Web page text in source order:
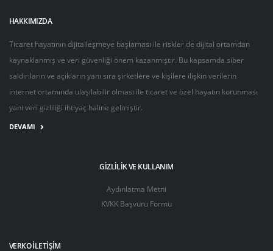
HAKKIMIZDA
Ticaret hayatının dijitalleşmeye başlaması ile riskler de dijital ortamdan
kaynaklanmış ve veri güvenliği önem kazanmıştır. Bu kapsamda siber
saldırıların ve açıkların yanı sıra şirketlere ve kişilere ilişkin verilerin
internet ortamında ulaşılabilir olması ile ticaret ve özel hayatın korunması
yani veri gizliliği ihtiyaç haline gelmiştir.
DEVAMI
GIZLILIK VE KULLANIM
Aydınlatma Metni
KVKK Başvuru Formu
VERKO İLETIŞIM